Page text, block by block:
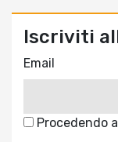
Iscriviti
Email
Procedendo